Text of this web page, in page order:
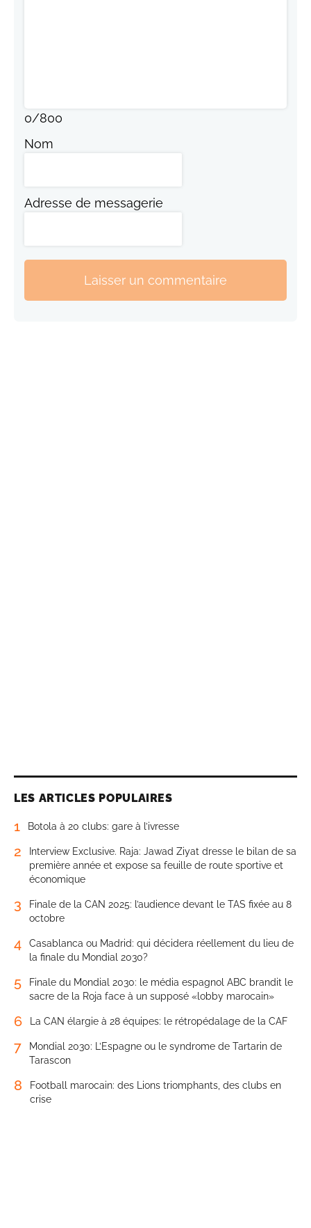
0/800
Nom
Adresse de messagerie
Laisser un commentaire
LES ARTICLES POPULAIRES
1 Botola à 20 clubs: gare à l’ivresse
2
Interview Exclusive. Raja: Jawad Ziyat dresse le bilan de sa
première année et expose sa feuille de route sportive et
économique
3
Finale de la CAN 2025: l’audience devant le TAS fixée au 8
octobre
4
Casablanca ou Madrid: qui décidera réellement du lieu de
la finale du Mondial 2030?
5
Finale du Mondial 2030: le média espagnol ABC brandit le
sacre de la Roja face à un supposé «lobby marocain»
6 La CAN élargie à 28 équipes: le rétropédalage de la CAF
7
Mondial 2030: L’Espagne ou le syndrome de Tartarin de
Tarascon
8
Football marocain: des Lions triomphants, des clubs en
crise